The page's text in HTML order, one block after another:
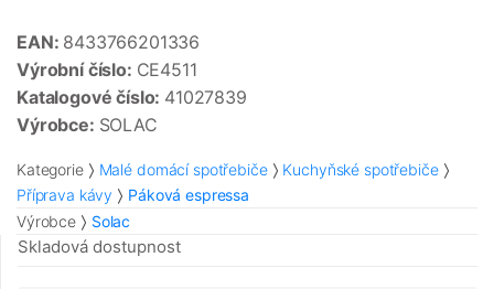
EAN: 8433766201336
Výrobní číslo: CE4511
Katalogové číslo: 41027839
Výrobce: SOLAC
Kategorie Malé domácí spotřebiče
Kuchyňské spotřebiče
Příprava kávy
Páková espressa
Výrobce
Solac
Skladová dostupnost